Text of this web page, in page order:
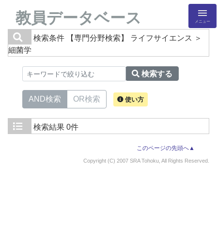
教員データベース メニュー
検索条件
【専門分野検索】 ライフサイエンス ＞
細菌学
検索する
AND検索 OR検索 使い方
検索結果 0件
このページの先頭へ▲
Copyright (C) 2007 SRA Tohoku, All Rights Reserved.